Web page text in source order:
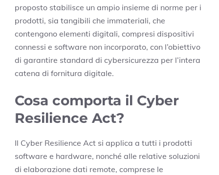
proposto stabilisce un ampio insieme di norme per i
prodotti, sia tangibili che immateriali, che
contengono elementi digitali, compresi dispositivi
connessi e software non incorporato, con l’obiettivo
di garantire standard di cybersicurezza per l’intera
catena di fornitura digitale.
Cosa comporta il Cyber
Resilience Act?
Il Cyber Resilience Act si applica a tutti i prodotti
software e hardware, nonché alle relative soluzioni
di elaborazione dati remote, comprese le